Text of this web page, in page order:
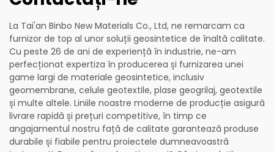
La Tai'an Binbo New Materials Co., Ltd, ne remarcam ca
furnizor de top al unor soluții geosintetice de înaltă calitate.
Cu peste 26 de ani de experiență în industrie, ne-am
perfecționat expertiza în producerea și furnizarea unei
game largi de materiale geosintetice, inclusiv
geomembrane, celule geotextile, plase geogrilaj, geotextile
și multe altele. Liniile noastre moderne de producție asigură
livrare rapidă și prețuri competitive, în timp ce
angajamentul nostru față de calitate garantează produse
durabile și fiabile pentru proiectele dumneavoastră